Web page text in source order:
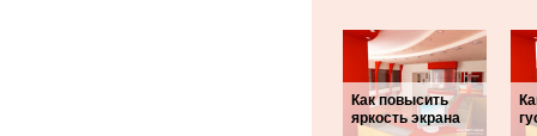
Как повысить
яркость экрана